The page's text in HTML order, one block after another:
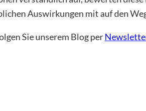
Auswirkungen mit auf den
Sie unserem Blog per